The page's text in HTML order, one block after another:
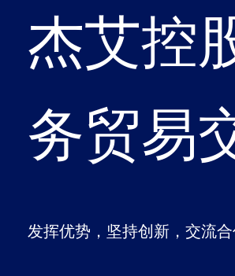
杰艾控
务贸易
发挥优势，坚持创新，交流合